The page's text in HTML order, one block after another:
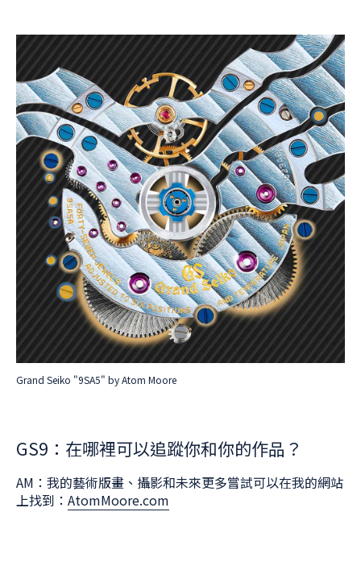
Grand Seiko "9SA5" by Atom Moore
GS9：在哪裡可以追蹤你和你的作品？
AM：我的藝術版畫、攝影和未來更多嘗試可以在我的網站
上找到： AtomMoore.com